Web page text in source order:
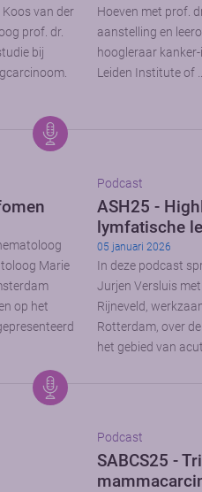
van der
prof. dr.
bij
Hoeven met prof.
aanstelling en
hoogleraar
Leiden Institute of
Marie
op het
Podcast
ASH25 -
lymfatische
05 januari 2026
In deze podcast
Jurjen Versluis
Rijneveld,
Rotterdam, over
het gebied van
Podcast
SABCS25 -